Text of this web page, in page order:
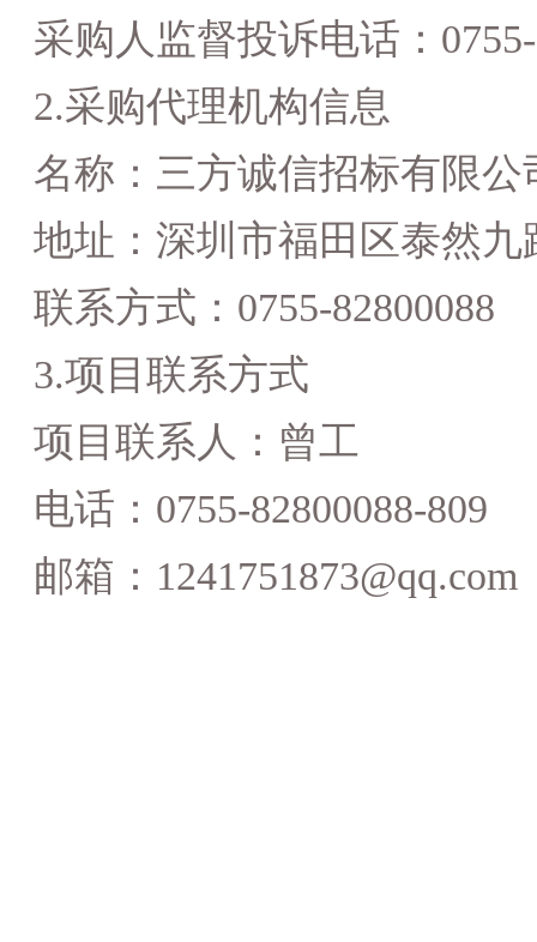
采购人监督投诉电话：
2.采购代理机构信息
名称：三方诚信招标有限公
地址：深圳市福田区泰然九
联系方式： 0755-82800088
3.项目联系方式
项目联系人： 曾工
电话： 0755-82800088-809
邮箱： 1241751873@qq.com